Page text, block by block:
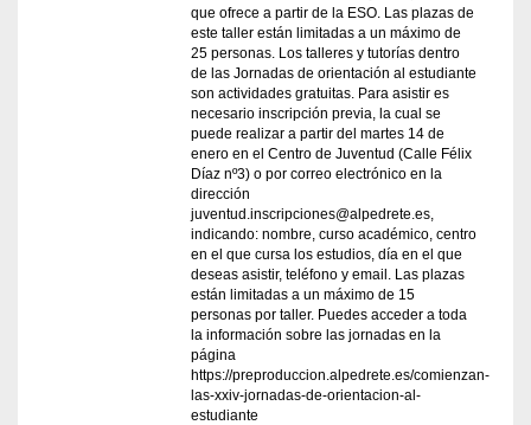
que ofrece a partir de la ESO. Las plazas de
este taller están limitadas a un máximo de
25 personas. Los talleres y tutorías dentro
de las Jornadas de orientación al estudiante
son actividades gratuitas. Para asistir es
necesario inscripción previa, la cual se
puede realizar a partir del martes 14 de
enero en el Centro de Juventud (Calle Félix
Díaz nº3) o por correo electrónico en la
dirección
juventud.inscripciones@alpedrete.es,
indicando: nombre, curso académico, centro
en el que cursa los estudios, día en el que
deseas asistir, teléfono y email. Las plazas
están limitadas a un máximo de 15
personas por taller. Puedes acceder a toda
la información sobre las jornadas en la
página
https://preproduccion.alpedrete.es/comienzan-
las-xxiv-jornadas-de-orientacion-al-
estudiante